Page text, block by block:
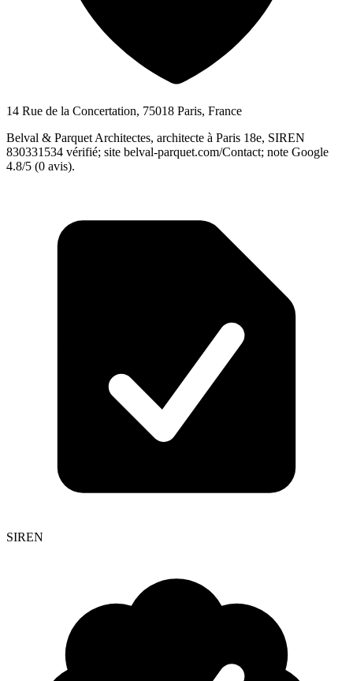
14 Rue de la Concertation, 75018 Paris, France
Belval & Parquet Architectes, architecte à Paris 18e, SIREN
830331534 vérifié; site belval-parquet.com/Contact; note Google
4.8/5 (0 avis).
SIREN